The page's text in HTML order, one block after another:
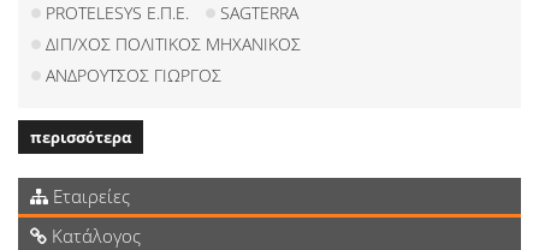
PROTELESYS Ε.Π.Ε.
SAGTERRA
ΔΙΠ/ΧΟΣ ΠΟΛΙΤΙΚΟΣ ΜΗΧΑΝΙΚΟΣ
ΑΝΔΡΟΥΤΣΟΣ ΓΙΩΡΓΟΣ
περισσότερα
Εταιρείες
Κατάλογος